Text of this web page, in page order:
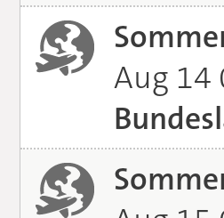
Aug 14